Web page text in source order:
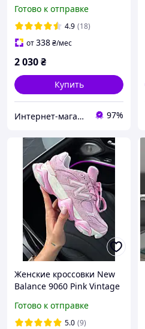
Готово к отправке
4.9 (18)
от338₴/мес
2 030₴
Купить
Интернет-магазин «Step Master» 97%
Женские кроссовки New
Balance 9060 Pink Vintage
замша с потертостями
для девушек
Готово к отправке
5.0 (9)